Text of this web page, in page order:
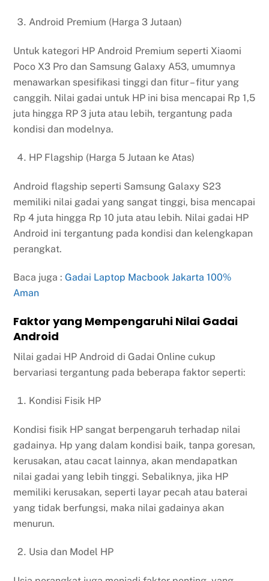
Android Premium (Harga 3 Jutaan)
Untuk kategori HP Android Premium seperti Xiaomi
Poco X3 Pro dan Samsung Galaxy A53, umumnya
menawarkan spesifikasi tinggi dan fitur – fitur yang
canggih. Nilai gadai untuk HP ini bisa mencapai Rp 1,5
juta hingga RP 3 juta atau lebih, tergantung pada
kondisi dan modelnya.
HP Flagship (Harga 5 Jutaan ke Atas)
Android flagship seperti Samsung Galaxy S23
memiliki nilai gadai yang sangat tinggi, bisa mencapai
Rp 4 juta hingga Rp 10 juta atau lebih. Nilai gadai HP
Android ini tergantung pada kondisi dan kelengkapan
perangkat.
Baca juga :Gadai Laptop Macbook Jakarta 100%
Aman
Faktor yang Mempengaruhi Nilai Gadai
Android
Nilai gadai HP Android di Gadai Online cukup
bervariasi tergantung pada beberapa faktor seperti:
Kondisi Fisik HP
Kondisi fisik HP sangat berpengaruh terhadap nilai
gadainya. Hp yang dalam kondisi baik, tanpa goresan,
kerusakan, atau cacat lainnya, akan mendapatkan
nilai gadai yang lebih tinggi. Sebaliknya, jika HP
memiliki kerusakan, seperti layar pecah atau baterai
yang tidak berfungsi, maka nilai gadainya akan
menurun.
Usia dan Model HP